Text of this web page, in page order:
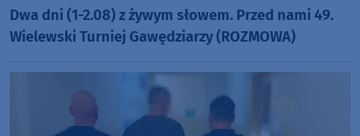
Dwa dni (1-2.08) z żywym słowem. Przed nami 49.
Wielewski Turniej Gawędziarzy (ROZMOWA)